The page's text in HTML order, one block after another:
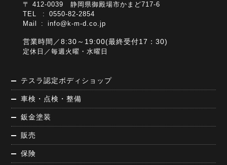
〒 412-0039 静岡県御殿場市かまど717-6
TEL : 0550-82-2854
Mail : info@k-m-d.co.jp
営業時間／8:30～19:00(最終受付17：30)
定休日／毎週火曜・水曜日
テスラ認定ボディショップ
車検・点検・整備
鈑金塗装
販売
保険